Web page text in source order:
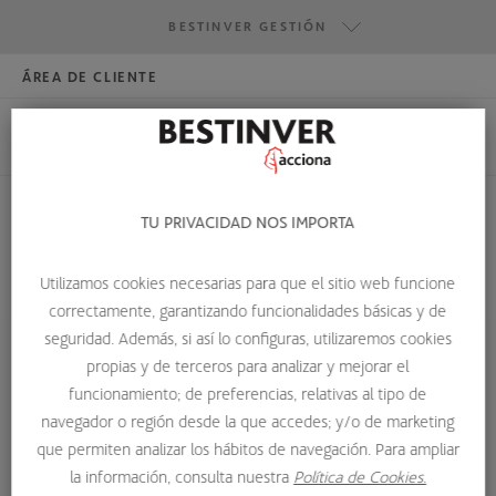
BESTINVER GESTIÓN
BESTINVER SECURITIES
ÁREA DE CLIENTE
HOME GLOSARIO DE TÉRMINOS VENTANA DE LIQUIDEZ
Ventana de liquidez
Fecha en la que los partícipes de un fondo garantizado
pueden reembolsar sin que se les aplique la comisión de
TU PRIVACIDAD NOS IMPORTA
Utilizamos cookies necesarias para que el sitio web funcione
correctamente, garantizando funcionalidades básicas y de
seguridad. Además, si así lo configuras, utilizaremos cookies
propias y de terceros para analizar y mejorar el
funcionamiento; de preferencias, relativas al tipo de
navegador o región desde la que accedes; y/o de marketing
que permiten analizar los hábitos de navegación. Para ampliar
la información, consulta nuestra Política de Cookies.